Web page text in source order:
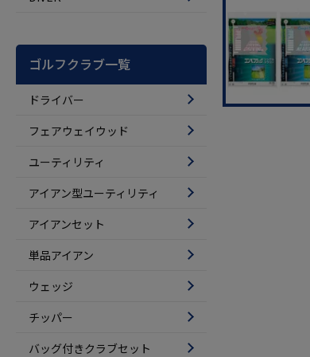
ゴルフクラブ一覧
ドライバー
フェアウェイウッド
ユーティリティ
アイアン型ユーティリティ
アイアンセット
単品アイアン
ウェッジ
チッパー
バッグ付きクラブセット